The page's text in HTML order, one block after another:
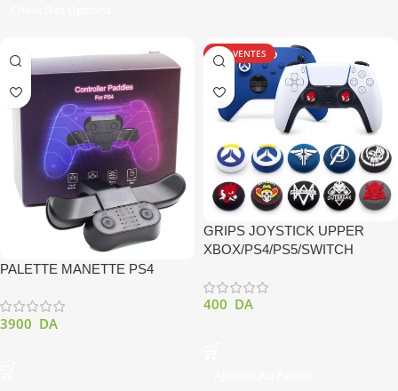
PALETTE MANETTE PS4
3900 DA
TOP VENTES
GRIPS JOYSTICK UPPER
XBOX/PS4/PS5/SWITCH
400 DA